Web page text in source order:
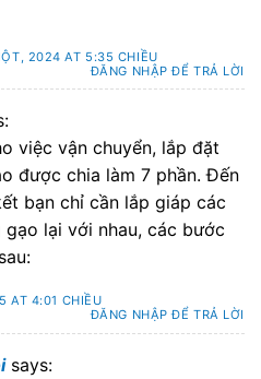
2024 AT 5:35 CHIỀU
ĐĂNG NHẬP ĐỂ TRẢ LỜI
việc vận chuyển, lắp đặt
được chia làm 7 phần. Đến
bạn chỉ cần lắp giáp các
gạo lại với nhau, các bước
AT 4:01 CHIỀU
ĐĂNG NHẬP ĐỂ TRẢ LỜI
says: